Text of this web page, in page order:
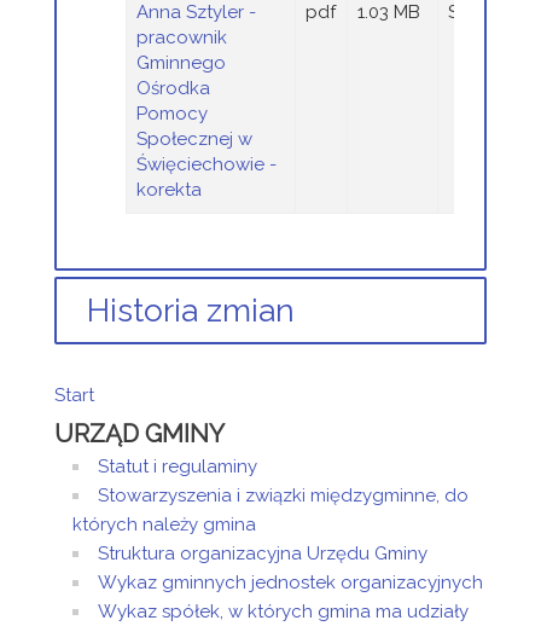
Anna Sztyler -
pracownik
Gminnego
Ośrodka
Pomocy
Społecznej w
Święciechowie -
korekta
pdf 1.03 MB Sandra
Historia zmian
utworzony.
Dodane
załączniki
Anna Sztyler -
pracownik
Gminnego
Ośrodka
Start
URZĄD GMINY
Statut i regulaminy
Stowarzyszenia i związki międzygminne, do
których należy gmina
Struktura organizacyjna Urzędu Gminy
Wykaz gminnych jednostek organizacyjnych
Wykaz spółek, w których gmina ma udziały